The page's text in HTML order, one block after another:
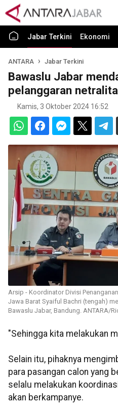
Jabar Terkini Ekonomi
ANTARA Jabar Terkini
Bawaslu Jabar
pelanggaran
Kamis, 3 Oktober 2024 16:52
Arsip - Koordinator Divisi
Jawa Barat Syaiful Bachri (tengah)
Bawaslu Jabar, Bandung. ANTARA/
"Sehingga kita melakukan
Selain itu, pihaknya
para pasangan calon yang
selalu melakukan
akan berkampanye.